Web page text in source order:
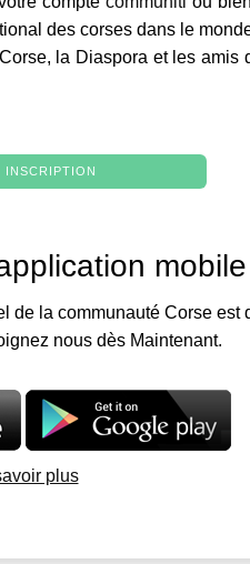
des corses dans le
la Diaspora et les amis
INSCRIPTION
mobile
de la communauté Corse est
nous dès Maintenant.
plus